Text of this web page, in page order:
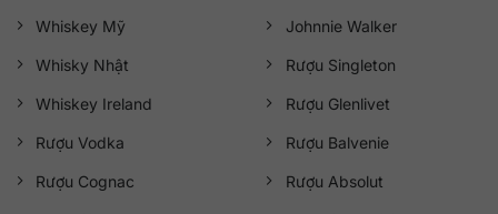
Whiskey Mỹ
Whisky Nhật
Whiskey Ireland
Rượu Vodka
Rượu Cognac
Johnnie Walker
Rượu Singleton
Rượu Glenlivet
Rượu Balvenie
Rượu Absolut